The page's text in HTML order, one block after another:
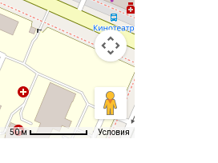
50 м Условия